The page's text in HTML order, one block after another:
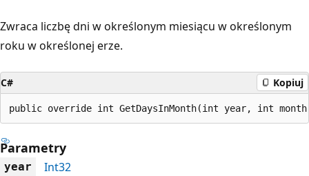
Zwraca liczbę dni w określonym miesiącu w określonym
roku w określonej erze.
C# Kopiuj
public override int GetDaysInMonth(int year, int
Parametry
year
Int32